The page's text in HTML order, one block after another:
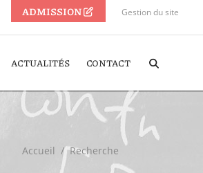
ADMISSION Gestion du site
ACTUALITÉS CONTACT
Accueil /Recherche